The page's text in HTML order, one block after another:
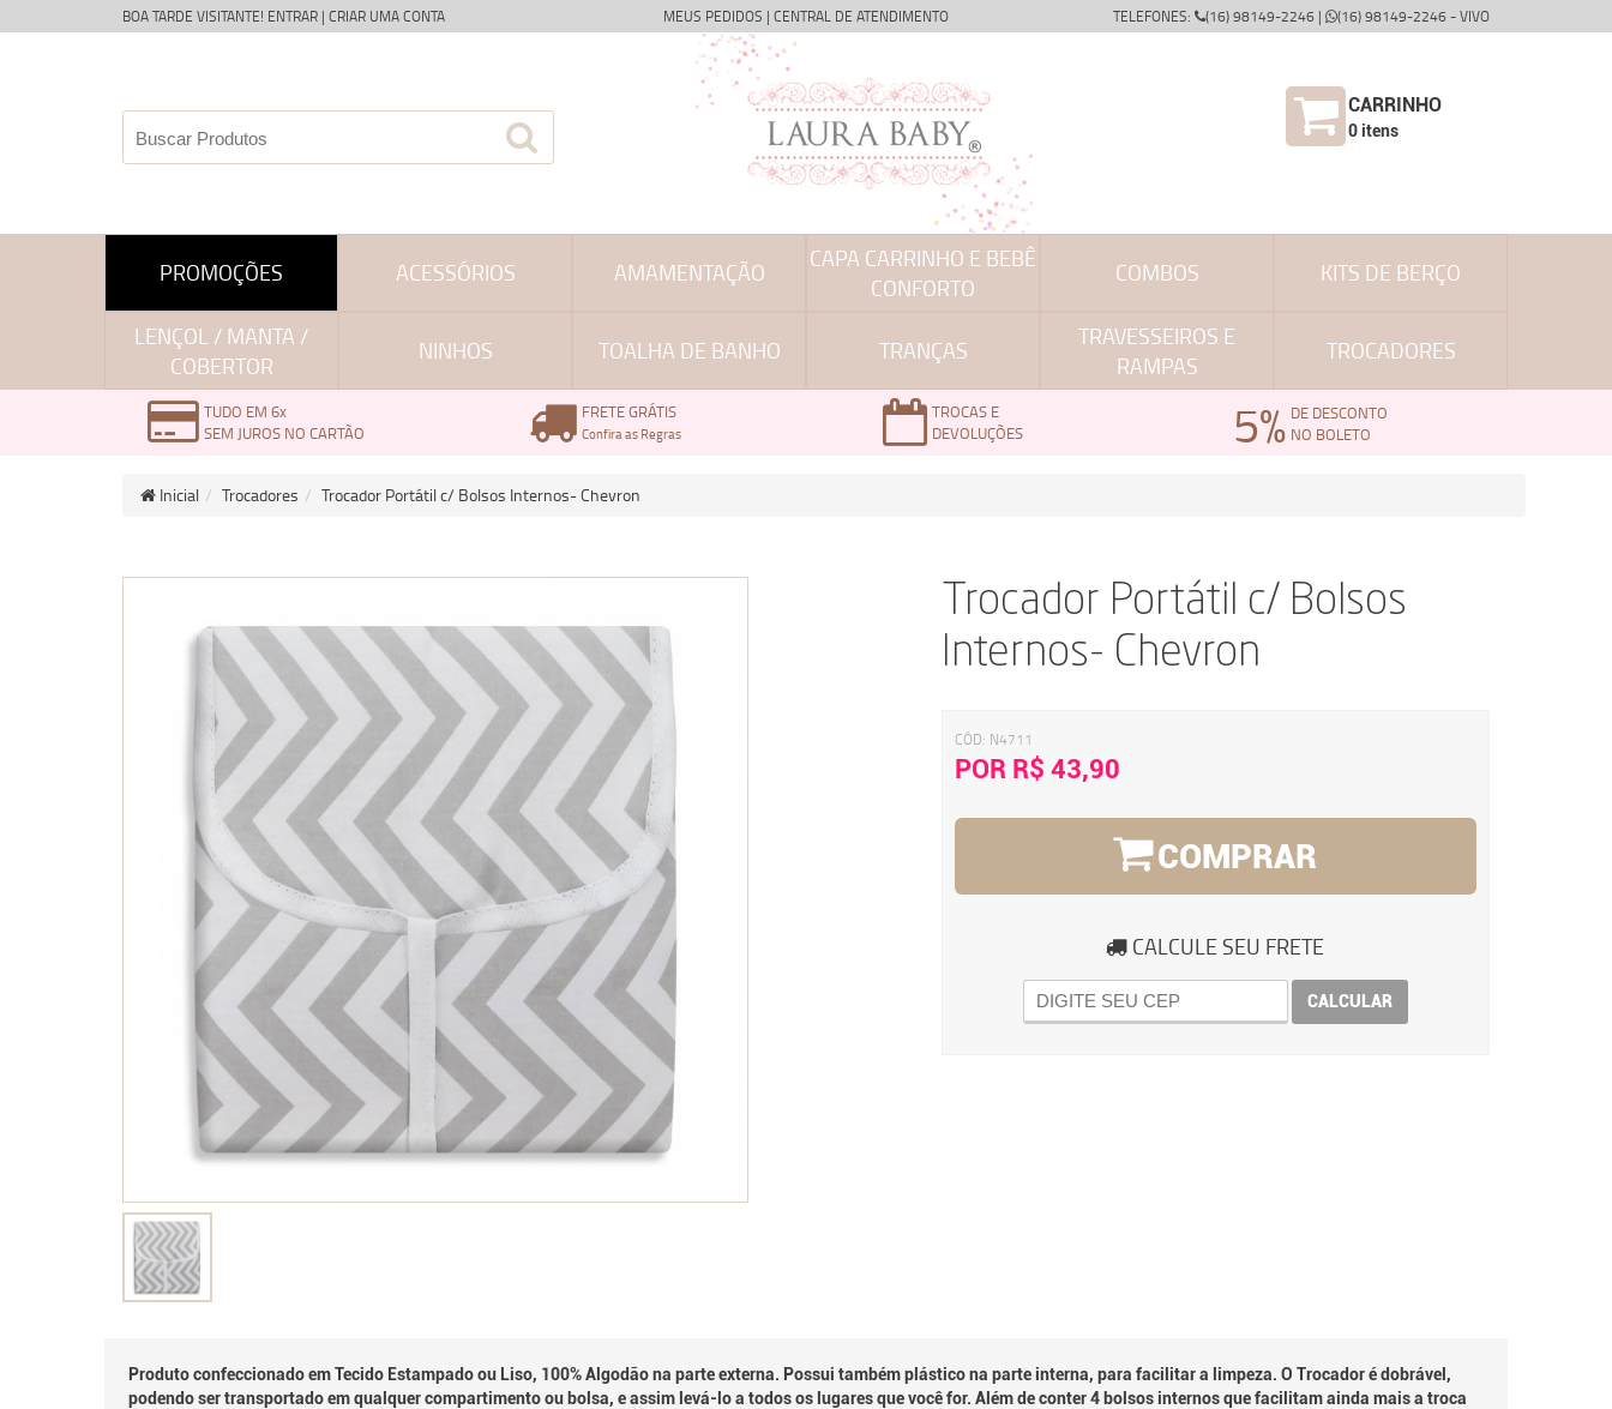
BOA TARDE VISITANTE! ENTRAR | CRIAR UMA CONTA MEUS PEDIDOS | CENTRAL DE ATENDIMENTO TELEFONES: (16) 98149-2246 | (16) 98149-2246 - VIVO
CARRINHO
0itens
PROMOÇÕES ACESSÓRIOS AMAMENTAÇÃO
CAPA CARRINHO E BEBÊ
CONFORTO
COMBOS KITS DE BERÇO
LENÇOL / MANTA /
COBERTOR
NINHOS TOALHA DE BANHO TRANÇAS
TRAVESSEIROS E
RAMPAS
TROCADORES
TUDO EM 6x
SEM JUROS NO CARTÃO
FRETE GRÁTIS
Confira as Regras
TROCAS E
DEVOLUÇÕES
5% DE DESCONTO
NO BOLETO
Inicial Trocadores Trocador Portátil c/ Bolsos Internos- Chevron
Trocador Portátil c/ Bolsos
Internos- Chevron
CÓD: N4711
POR R$ 43,90
COMPRAR
CALCULE SEU FRETE
CALCULAR
Produto confeccionado em Tecido Estampado ou Liso, 100% Algodão na parte externa. Possui também plástico na parte interna, para facilitar a limpeza. O Trocador é dobrável,
podendo ser transportado em qualquer compartimento ou bolsa, e assim levá-lo a todos os lugares que você for. Além de conter 4 bolsos internos que facilitam ainda mais a troca